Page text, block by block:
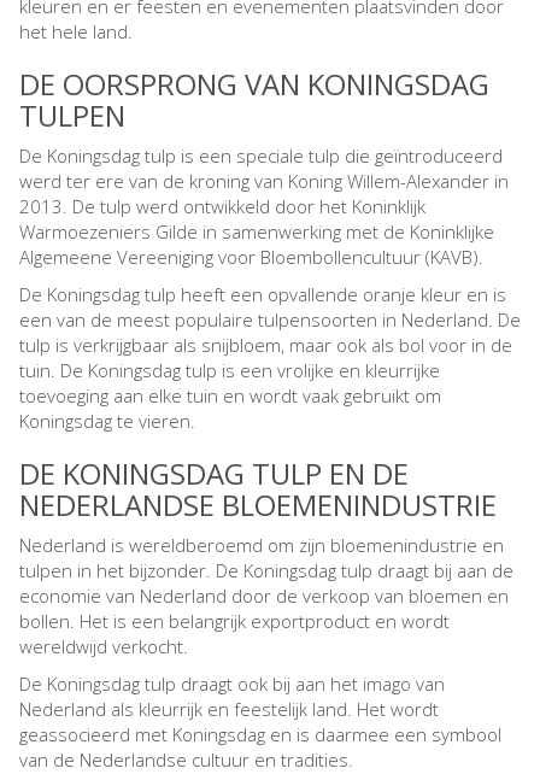
kleuren en er feesten en evenementen plaatsvinden door
het hele land.
DE OORSPRONG VAN KONINGSDAG
TULPEN
De Koningsdag tulp is een speciale tulp die geïntroduceerd
werd ter ere van de kroning van Koning Willem-Alexander in
2013. De tulp werd ontwikkeld door het Koninklijk
Warmoezeniers Gilde in samenwerking met de Koninklijke
Algemeene Vereeniging voor Bloembollencultuur (KAVB).
De Koningsdag tulp heeft een opvallende oranje kleur en is
een van de meest populaire tulpensoorten in Nederland. De
tulp is verkrijgbaar als snijbloem, maar ook als bol voor in de
tuin. De Koningsdag tulp is een vrolijke en kleurrijke
toevoeging aan elke tuin en wordt vaak gebruikt om
Koningsdag te vieren.
DE KONINGSDAG TULP EN DE
NEDERLANDSE BLOEMENINDUSTRIE
Nederland is wereldberoemd om zijn bloemenindustrie en
tulpen in het bijzonder. De Koningsdag tulp draagt bij aan de
economie van Nederland door de verkoop van bloemen en
bollen. Het is een belangrijk exportproduct en wordt
wereldwijd verkocht.
De Koningsdag tulp draagt ook bij aan het imago van
Nederland als kleurrijk en feestelijk land. Het wordt
geassocieerd met Koningsdag en is daarmee een symbool
van de Nederlandse cultuur en tradities.